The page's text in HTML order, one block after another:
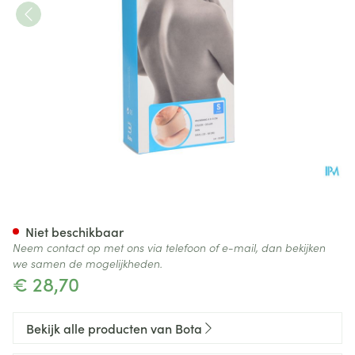
€ 28,70
Niet beschikbaar
Neem contact op met ons via telefoon of e-mail, dan bekijken
we samen de mogelijkheden.
Bekijk alle producten van Bota